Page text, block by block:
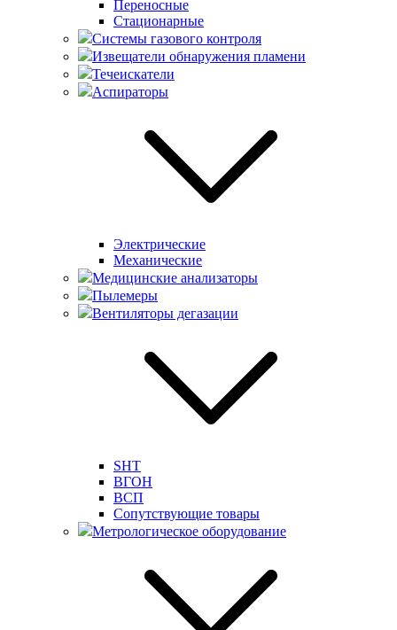
Переносные
Стационарные
Системы газового контроля
Извещатели обнаружения пламени
Течеискатели
Аспираторы
Электрические
Механические
Медицинские анализаторы
Пылемеры
Вентиляторы дегазации
SHT
ВГОН
ВСП
Сопутствующие товары
Метрологическое оборудование